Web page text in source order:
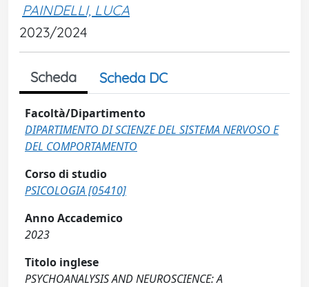
PAINDELLI, LUCA
2023/2024
Scheda Scheda DC
Facoltà/Dipartimento
DIPARTIMENTO DI SCIENZE DEL SISTEMA NERVOSO E
DEL COMPORTAMENTO
Corso di studio
PSICOLOGIA [05410]
Anno Accademico
2023
Titolo inglese
PSYCHOANALYSIS AND NEUROSCIENCE: A